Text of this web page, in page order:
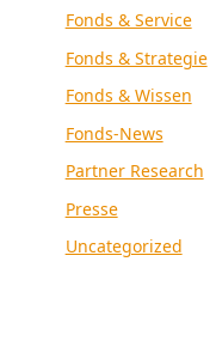
Fonds & Service
Fonds & Strategie
Fonds & Wissen
Fonds-News
Partner Research
Presse
Uncategorized